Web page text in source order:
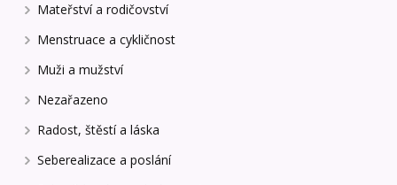
Mateřství a rodičovství
Menstruace a cykličnost
Muži a mužství
Nezařazeno
Radost, štěstí a láska
Seberealizace a poslání